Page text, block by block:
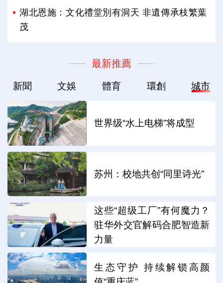
湖北恩施：文化禮堂別有洞天 非遺傳承枝繁葉
茂
最新推薦
新聞 文娛 體育 環創 城市
世界级“水上电梯”将成型
苏州：校地共创“同里诗光”
这些“超级工厂”有何魔力？
驻华外交官解码合肥智造新
力量
生态守护 持续解锁高颜